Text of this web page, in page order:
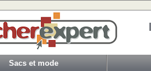
Sacs et mode